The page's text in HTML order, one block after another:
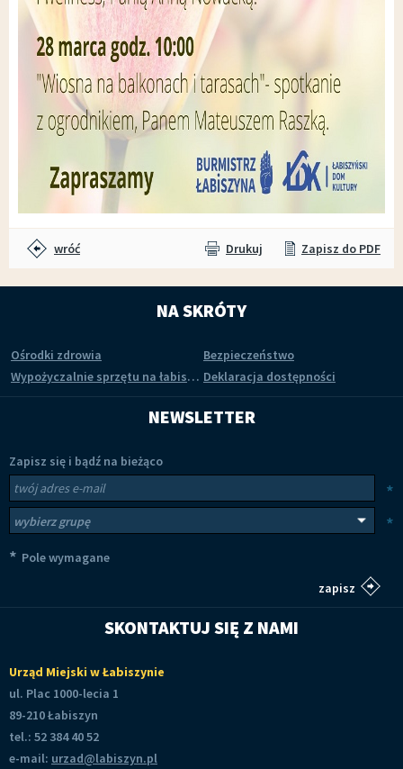
wróć Drukuj Zapisz do PDF
NA SKRÓTY
Ośrodki zdrowia
Bezpieczeństwo
Wypożyczalnie sprzętu na łabiszyńskiej wyspie Deklaracja dostępności
NEWSLETTER
Zapisz się i bądź na bieżąco
Newsletter
*
*
* Pole wymagane
SKONTAKTUJ SIĘ Z NAMI
Urząd Miejski w Łabiszynie
ul. Plac 1000-lecia 1
89-210 Łabiszyn
tel.: 52 384 40 52
e-mail: urzad@labiszyn.pl